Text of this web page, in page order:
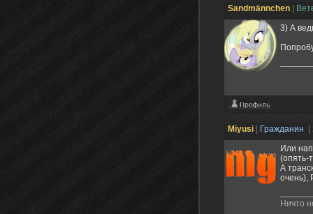
Sandmännchen
3) А
Miyusi Гражданин
Или
(опять-
А
очень),
Ничто